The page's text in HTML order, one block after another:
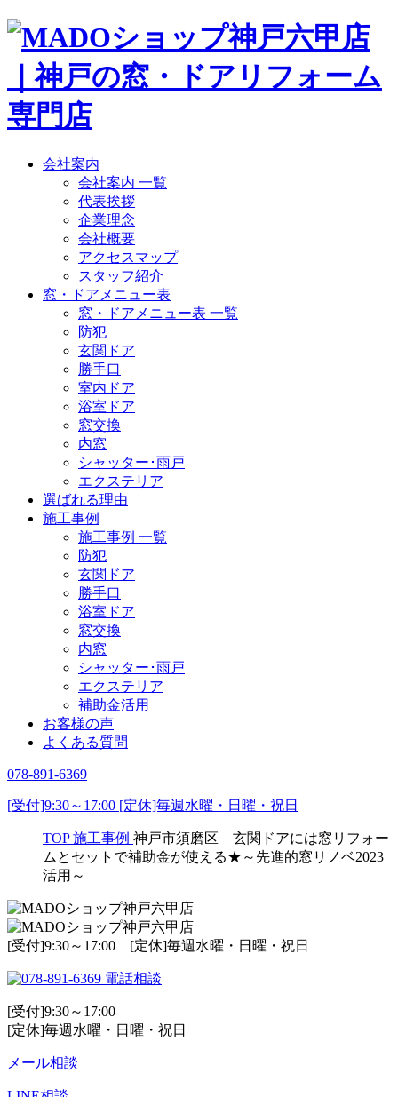
会社案内
会社案内 一覧
代表挨拶
企業理念
会社概要
アクセスマップ
スタッフ紹介
窓・ドアメニュー表
窓・ドアメニュー表 一覧
防犯
玄関ドア
勝手口
室内ドア
浴室ドア
窓交換
内窓
シャッター･雨戸
エクステリア
選ばれる理由
施工事例
施工事例 一覧
防犯
玄関ドア
勝手口
浴室ドア
窓交換
内窓
シャッター･雨戸
エクステリア
補助金活用
お客様の声
よくある質問
078-891-6369
[受付]9:30～17:00 [定休]毎週水曜・日曜・祝日
TOP 施工事例 神戸市須磨区 玄関ドアには窓リフォー
ムとセットで補助金が使える★～先進的窓リノベ2023
活用～
[受付]9:30～17:00 [定休]毎週水曜・日曜・祝日
電話相談
[受付]9:30～17:00
[定休]毎週水曜・日曜・祝日
メール相談